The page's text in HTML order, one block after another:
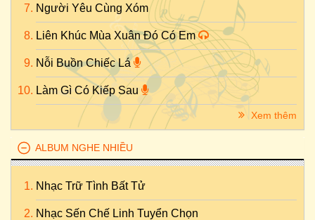
Người Yêu Cùng Xóm
Liên Khúc Mùa Xuân Đó Có Em
Nỗi Buồn Chiếc Lá
Làm Gì Có Kiếp Sau
Xem thêm
ALBUM NGHE NHIỀU
Nhạc Trữ Tình Bất Tử
Nhạc Sến Chế Linh Tuyển Chọn